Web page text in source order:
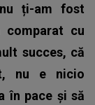
ți-am fost
comparat cu
succes, că
nu e nicio
în pace și să